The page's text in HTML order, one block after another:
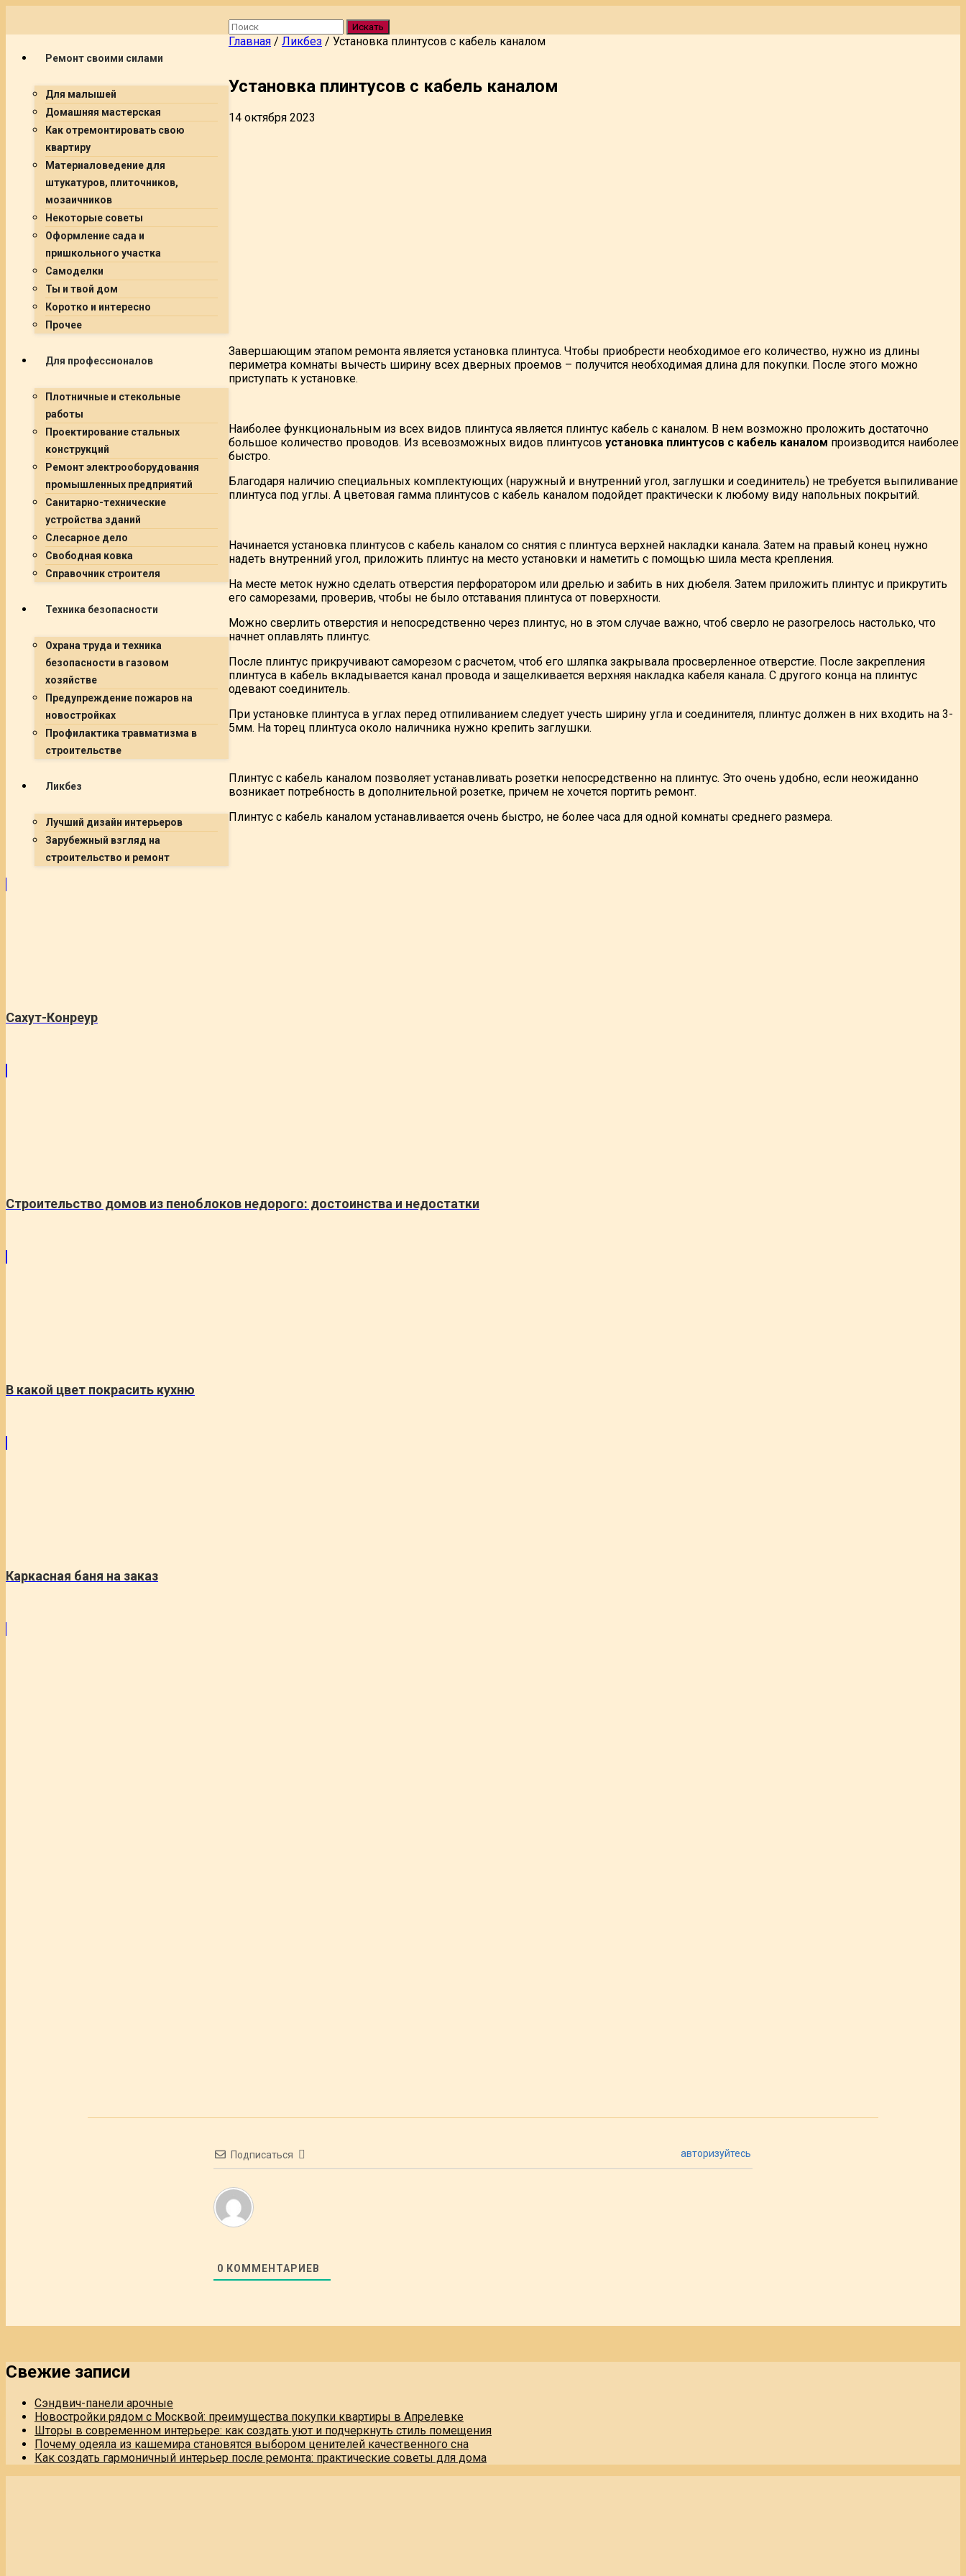
Ремонт своими силами
Для малышей
Домашняя мастерская
Как отремонтировать свою
квартиру
Материаловедение для
штукатуров, плиточников,
мозаичников
Некоторые советы
Оформление сада и
пришкольного участка
Самоделки
Ты и твой дом
Коротко и интересно
Прочее
Для профессионалов
Плотничные и стекольные
работы
Проектирование стальных
конструкций
Ремонт электрооборудования
промышленных предприятий
Санитарно-технические
устройства зданий
Слесарное дело
Свободная ковка
Справочник строителя
Техника безопасности
Охрана труда и техника
безопасности в газовом
хозяйстве
Предупреждение пожаров на
новостройках
Профилактика травматизма в
строительстве
Ликбез
Лучший дизайн интерьеров
Зарубежный взгляд на
строительство и ремонт
Искать
Главная / Ликбез / Установка плинтусов с кабель каналом
Установка плинтусов с кабель каналом
14 октября 2023
Завершающим этапом ремонта является установка плинтуса. Чтобы приобрести необходимое его количество, нужно из длины
периметра комнаты вычесть ширину всех дверных проемов – получится необходимая длина для покупки. После этого можно
приступать к установке.
Наиболее функциональным из всех видов плинтуса является плинтус кабель с каналом. В нем возможно проложить достаточно
большое количество проводов. Из всевозможных видов плинтусов установка плинтусов с кабель каналом производится наиболее
быстро.
Благодаря наличию специальных комплектующих (наружный и внутренний угол, заглушки и соединитель) не требуется выпиливание
плинтуса под углы. А цветовая гамма плинтусов с кабель каналом подойдет практически к любому виду напольных покрытий.
Начинается установка плинтусов с кабель каналом со снятия с плинтуса верхней накладки канала. Затем на правый конец нужно
надеть внутренний угол, приложить плинтус на место установки и наметить с помощью шила места крепления.
На месте меток нужно сделать отверстия перфоратором или дрелью и забить в них дюбеля. Затем приложить плинтус и прикрутить
его саморезами, проверив, чтобы не было отставания плинтуса от поверхности.
Можно сверлить отверстия и непосредственно через плинтус, но в этом случае важно, чтоб сверло не разогрелось настолько, что
начнет оплавлять плинтус.
После плинтус прикручивают саморезом с расчетом, чтоб его шляпка закрывала просверленное отверстие. После закрепления
плинтуса в кабель вкладывается канал провода и защелкивается верхняя накладка кабеля канала. С другого конца на плинтус
одевают соединитель.
При установке плинтуса в углах перед отпиливанием следует учесть ширину угла и соединителя, плинтус должен в них входить на 3-
5мм. На торец плинтуса около наличника нужно крепить заглушки.
Плинтус с кабель каналом позволяет устанавливать розетки непосредственно на плинтус. Это очень удобно, если неожиданно
возникает потребность в дополнительной розетке, причем не хочется портить ремонт.
Плинтус с кабель каналом устанавливается очень быстро, не более часа для одной комнаты среднего размера.
Сахут-Конреур
Строительство домов из пеноблоков недорого: достоинства и недостатки
В какой цвет покрасить кухню
Каркасная баня на заказ
Подписаться авторизуйтесь
0 КОММЕНТАРИЕВ
Свежие записи
Сэндвич-панели арочные
Новостройки рядом с Москвой: преимущества покупки квартиры в Апрелевке
Шторы в современном интерьере: как создать уют и подчеркнуть стиль помещения
Почему одеяла из кашемира становятся выбором ценителей качественного сна
Как создать гармоничный интерьер после ремонта: практические советы для дома